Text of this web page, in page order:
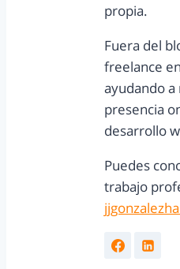
propia.
Fuera del
freelance
ayudando a
presencia
desarrollo
Puedes
trabajo